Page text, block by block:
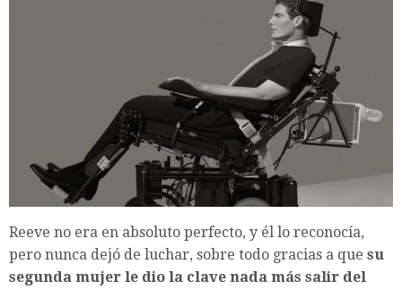
Reeve no era en absoluto perfecto, y él lo reconocía,
pero nunca dejó de luchar, sobre todo gracias a que su
segunda mujer le dio la clave nada más salir del